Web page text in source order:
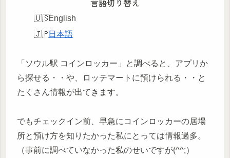
English
日本語
「ソウル駅 コインロッカー」と調べると、アプリか
ら探せる・・や、ロッテマートに預けられる・・と
たくさん情報が出てきます。
でもチェックイン前、早急にコインロッカーの居場
所と預け方を知りたかった私にとっては情報過多。
（事前に調べていなかった私のせいですが(^^;）